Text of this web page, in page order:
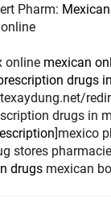
Pharm:
online mexican
drugs
drugs in
]mexico
stores
drugs mexican